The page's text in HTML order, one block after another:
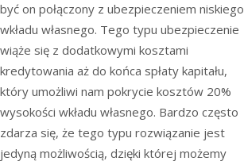
być on połączony z ubezpieczeniem niskiego
wkładu własnego. Tego typu ubezpieczenie
wiąże się z dodatkowymi kosztami
kredytowania aż do końca spłaty kapitału,
który umożliwi nam pokrycie kosztów 20%
wysokości wkładu własnego. Bardzo często
zdarza się, że tego typu rozwiązanie jest
jedyną możliwością, dzięki której możemy